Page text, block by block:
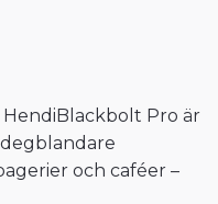
Pro är
och caféer –